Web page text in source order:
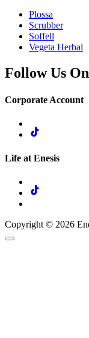
Plossa
Scrubber
Soffell
Vegeta Herbal
Follow Us On
Corporate Account
Life at Enesis
Copyright © 2026